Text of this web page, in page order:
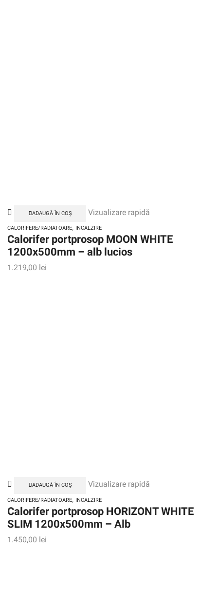
ADAUGĂ ÎN COȘ Vizualizare rapidă
CALORIFERE/RADIATOARE, INCALZIRE
Calorifer portprosop MOON WHITE
1200x500mm – alb lucios
1.219,00 lei
ADAUGĂ ÎN COȘ Vizualizare rapidă
CALORIFERE/RADIATOARE, INCALZIRE
Calorifer portprosop HORIZONT WHITE
SLIM 1200x500mm – Alb
1.450,00 lei